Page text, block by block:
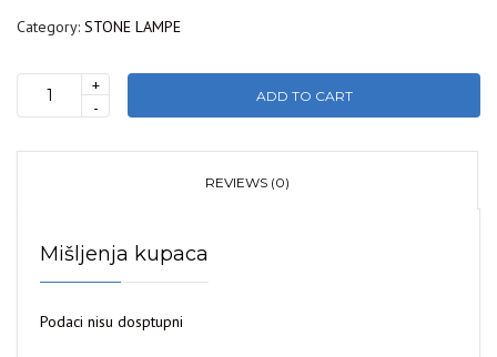
Category: STONE LAMPE
STONA
HN-
CRVENA
quantity
+
-
ADD TO CART
REVIEWS (0)
Mišljenja kupaca
Podaci nisu dosptupni